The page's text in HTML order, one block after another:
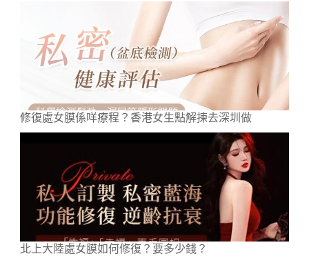
修復處女膜係咩療程？香港女生點解揀去深圳做
北上大陸處女膜如何修復？要多少錢？